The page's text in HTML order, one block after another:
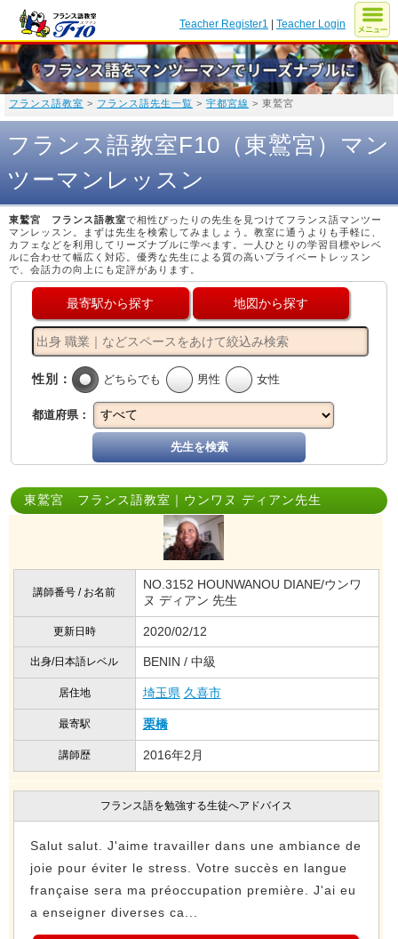
Teacher Register1 |Teacher Login
フランス語教室 > フランス語先生一覧 > 宇都宮線 > 東鷲宮
フランス語教室F10（東鷲宮）マン
ツーマンレッスン
東鷲宮 フランス語教室で相性ぴったりの先生を見つけてフランス語マンツー
マンレッスン。まずは先生を検索してみましょう。教室に通うよりも手軽に、
カフェなどを利用してリーズナブルに学べます。一人ひとりの学習目標やレベ
ルに合わせて幅広く対応。優秀な先生による質の高いプライベートレッスン
で、会話力の向上にも定評があります。
最寄駅から探す 地図から探す
性別： どちらでも 男性 女性
都道府県：
先生を検索
東鷲宮 フランス語教室｜ウンワヌ ディアン先生
講師番号 / お名前
NO.3152 HOUNWANOU DIANE/ウンワ
ヌ ディアン 先生
更新日時 2020/02/12
出身/日本語レベル BENIN / 中級
居住地 埼玉県 久喜市
最寄駅 栗橋
講師歴 2016年2月
フランス語を勉強する生徒へアドバイス
Salut salut. J'aime travailler dans une ambiance de
joie pour éviter le stress. Votre succès en langue
française sera ma préoccupation première. J'ai eu
a enseigner diverses ca...